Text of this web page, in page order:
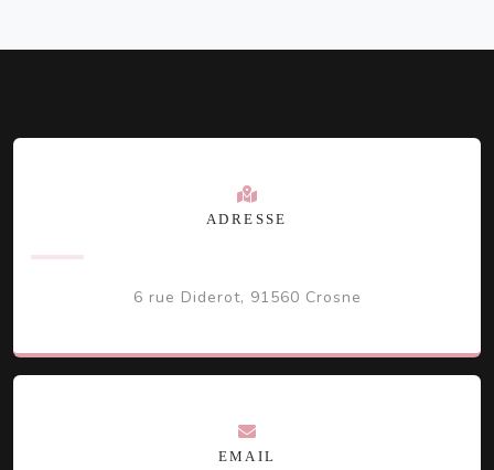
ADRESSE
6 rue Diderot, 91560 Crosne
EMAIL